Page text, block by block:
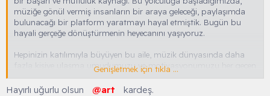
müziğe gönül vermiş insanların bir araya geleceği, paylaşımda
bulunacağı bir platform yaratmayı hayal etmiştik. Bugün bu
hayali gerçeğe dönüştürmenin heyecanını yaşıyoruz.
Hepinizin katılımıyla büyüyen bu aile, müzik dünyasında daha
fazla kişiye ulaşma umudumuzu ve motivasyonumuzu her geçen
gün artırıyor. Her birinize katkılarınız, paylaşımlarınız ve
desteğiniz için yürekten teşekkür ediyoruz.
Genişletmek için tıkla ...
Hayırlı uğurlu olsun @art kardeş.